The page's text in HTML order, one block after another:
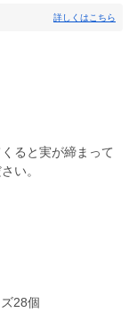
詳しくはこちら
ると実が締まって
い。
28個